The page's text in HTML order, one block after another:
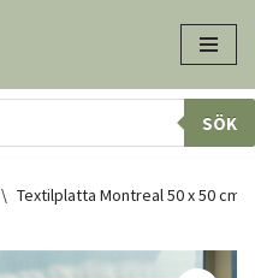
SÖK
\ Textilplatta Montreal 50 x 50 cm